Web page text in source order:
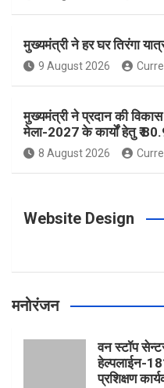
b
o
o
k
a
g
r
a
मुख्यमंत्री ने हर घर तिरंगा
9 August 2026
मुख्यमंत्री ने प्रदान की
मेला-2027 के कार्यों हेतु ₹
8 August 2026
Website Design
मनोरंजन
वन स्टॉप
हेल्पलाईन-
प्रशिक्षण